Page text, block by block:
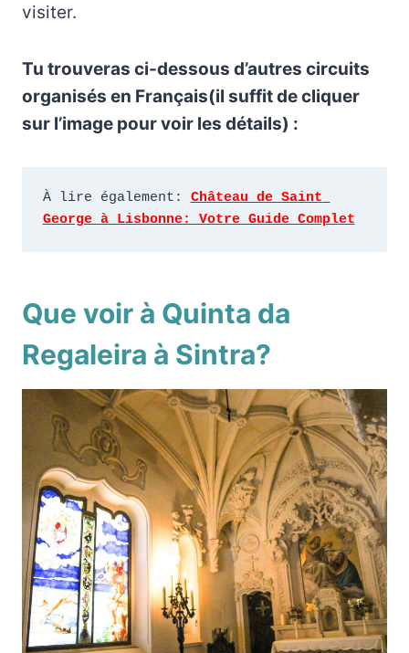
visiter.
Tu trouveras ci-dessous d’autres circuits
organisés en Français(il suffit de cliquer
sur l’image pour voir les détails) :
À lire également: Château de Saint
George à Lisbonne: Votre Guide Complet
Que voir à Quinta da
Regaleira à Sintra?